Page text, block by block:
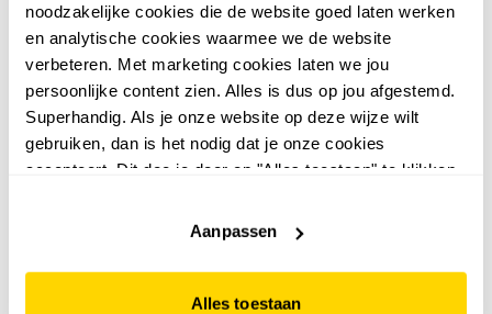
noodzakelijke cookies die de website goed laten werken
en analytische cookies waarmee we de website
verbeteren. Met marketing cookies laten we jou
persoonlijke content zien. Alles is dus op jou afgestemd.
Superhandig. Als je onze website op deze wijze wilt
gebruiken, dan is het nodig dat je onze cookies
accepteert. Dit doe je door op "Alles toestaan" te klikken.
website niet optimaal functioneert.
Aanpassen
Alles toestaan